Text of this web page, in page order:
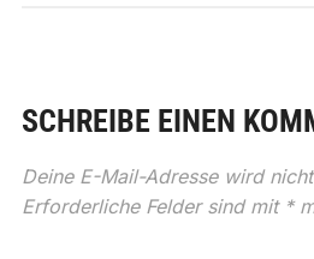
SCHREIBE EINEN
Deine E-Mail-Adresse wird
Erforderliche Felder sind mit *